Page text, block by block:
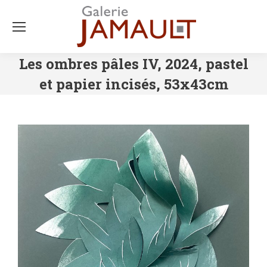
Les ombres pâles IV, 2024, pastel
et papier incisés, 53x43cm